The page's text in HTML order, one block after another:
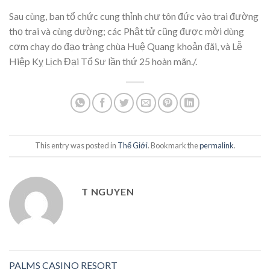
Sau cùng, ban tổ chức cung thỉnh chư tôn đức vào trai đường
thọ trai và cùng dường; các Phật tử cũng được mời dùng
cơm chay do đạo tràng chùa Huệ Quang khoản đãi, và Lễ
Hiệp Kỵ Lịch Đại Tổ Sư lần thứ 25 hoàn mãn./.
This entry was posted in Thế Giới. Bookmark thepermalink.
T NGUYEN
PALMS CASINO RESORT